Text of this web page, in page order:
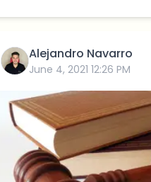
Alejandro Navarro
June 4, 2021 12:26 PM